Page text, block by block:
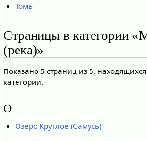
Томь
Страницы в категории
(река)»
Показано 5 страниц из 5,
категории.
О
Озеро Круглое (Самусь)